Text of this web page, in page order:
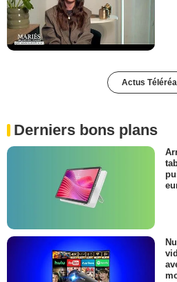
Actus
Derniers bons plans